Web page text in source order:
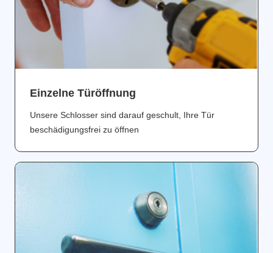
Einzelne Türöffnung
Unsere Schlosser sind darauf geschult, Ihre Tür
beschädigungsfrei zu öffnen